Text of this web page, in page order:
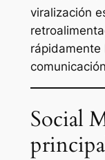
viralización
rápidamente
Social